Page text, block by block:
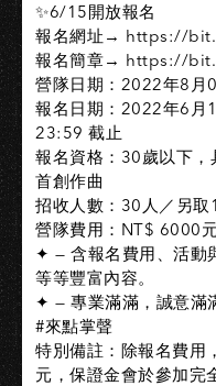
✨6/15開放報名​
報名網址→ https://
報名簡章→ https://
營隊日期：2022年8月
報名日期：2022年6月
23:59 截止​
報名資格：30歲以下，
首創作曲​
招收人數：30人／另取
營隊費用：NT$ 6000
✦ — 含報名費用、活動
等等豐富內容。​
✦ — 專業滿滿，誠意滿
#來點掌聲​
特別備註：除報名費用
元，保證金會於參加完